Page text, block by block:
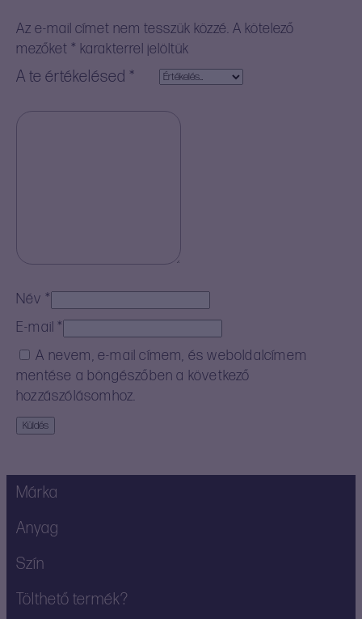
Az e-mail címet nem tesszük közzé. A kötelező
mezőket * karakterrel jelöltük
A te értékelésed *
Név *
E-mail*
A nevem, e-mail címem, és weboldalcímem
mentése a böngészőben a következő
hozzászólásomhoz.
Márka
Anyag
Szín
Tölthető termék?